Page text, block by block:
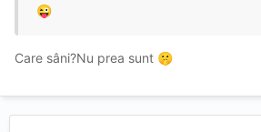
😜
Care sâni?Nu prea sunt 🤫